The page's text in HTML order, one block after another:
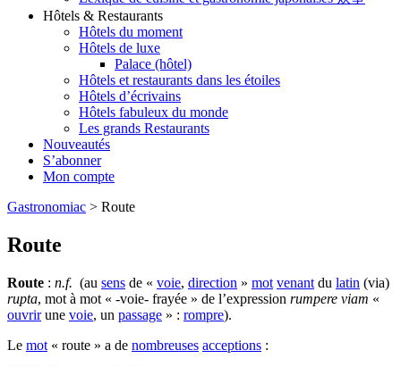
Hôtels & Restaurants
Hôtels du moment
Hôtels de luxe
Palace (hôtel)
Hôtels et restaurants dans les étoiles
Hôtels d’écrivains
Hôtels fabuleux du monde
Les grands Restaurants
Nouveautés
S’abonner
Mon compte
Gastronomiac > Route
Route
Route : n.f. (au sens de « voie, direction » mot venant du latin (via)
rupta, mot à mot « -voie- frayée » de l’expression rumpere viam «
ouvrirune voie, un passage » : rompre).
Le mot « route » a de nombreuses acceptions :